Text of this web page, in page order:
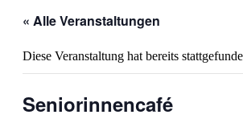
« Alle Veranstaltungen
Diese Veranstaltung hat bereits
Seniorinnencafé